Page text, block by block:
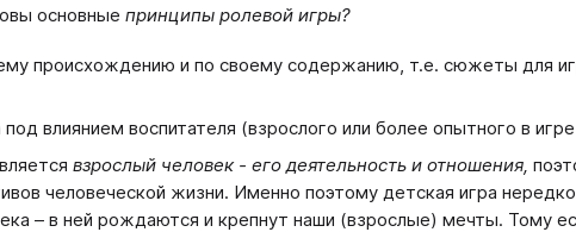
основные принципы ролевой игры?
происхождению и по своему содержанию, т.е. сюжеты для
под влиянием воспитателя (взрослого или более опытного в
взрослый человек - его деятельность и отношения,
человеческой жизни. Именно поэтому детская игра
– в ней рождаются и крепнут наши (взрослые) мечты. Тому